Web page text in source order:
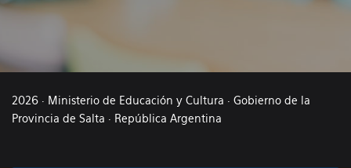
2026 · Ministerio de Educación y Cultura · Gobierno de la
Provincia de Salta · República Argentina